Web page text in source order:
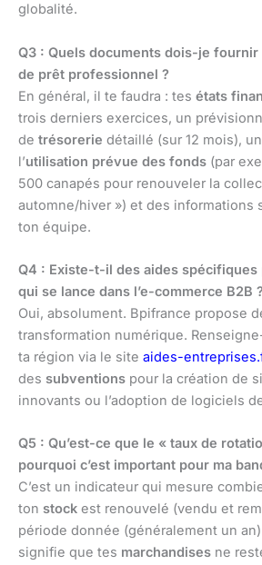
globalité.
Q3 : Quels documents dois-je fournir
de prêt professionnel ?
En général, il te faudra : tes états
trois derniers exercices, un
de trésorerie détaillé (sur 12 mois),
l’utilisation prévue des fonds (par
500 canapés pour renouveler la
automne/hiver ») et des informations
ton équipe.
Q4 : Existe-t-il des aides spécifiques
qui se lance dans l’e-commerce B2B ?
Oui, absolument. Bpifrance propose
transformation numérique.
ta région via le site aides-
des subventions pour la création de
innovants ou l’adoption de logiciels
Q5 : Qu’est-ce que le « taux de
pourquoi c’est important pour ma
C’est un indicateur qui mesure
ton stock est renouvelé (vendu et
période donnée (généralement un
signifie que tes marchandises ne